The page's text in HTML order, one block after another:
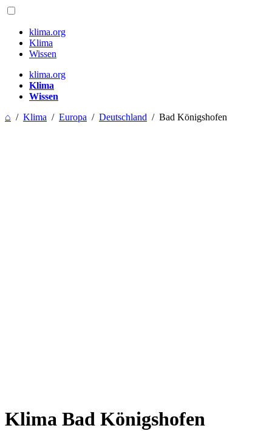
klima.org
Klima
Wissen
klima.org
Klima
Wissen
⌂ / Klima / Europa / Deutschland / Bad Königshofen
Klima Bad Königshofen